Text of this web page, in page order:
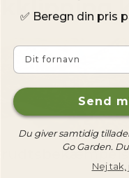
✅ Beregn din pris
Fornavn
Send
Du giver samtidig
Go Garden.
Nej tak,